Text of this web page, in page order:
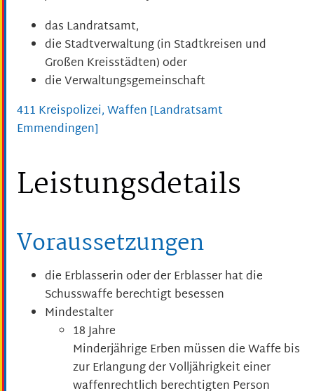
das Landratsamt,
die Stadtverwaltung (in Stadtkreisen und
Großen Kreisstädten) oder
die Verwaltungsgemeinschaft
411 Kreispolizei, Waffen [Landratsamt
Emmendingen]
Leistungsdetails
Voraussetzungen
die Erblasserin oder der Erblasser hat die
Schusswaffe berechtigt besessen
Mindestalter
18 Jahre
Minderjährige Erben müssen die Waffe bis
zur Erlangung der Volljährigkeit einer
waffenrechtlich berechtigten Person